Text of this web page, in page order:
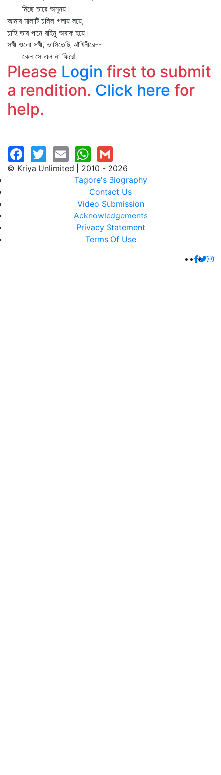
মিছে তারে অনুনয়।
আমার মালাটি চলিল গলায় লয়ে,
চাহি তার পানে রহিনু অবাক হয়ে।
সখী ওলো সখী, ভাসিতেছি আঁখিনীরে--
কেন সে এল না ফিরে!
Please Login first to submit
a rendition. Click here for
help.
© Kriya Unlimited | 2010 - 2026
Tagore's Biography
Contact Us
Video Submission
Acknowledgements
Privacy Statement
Terms Of Use